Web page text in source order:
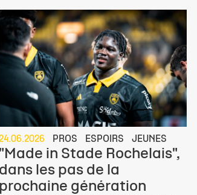
PROS ESPOIRS JEUNES
"Made in Stade Rochelais",
dans les pas de la
prochaine génération